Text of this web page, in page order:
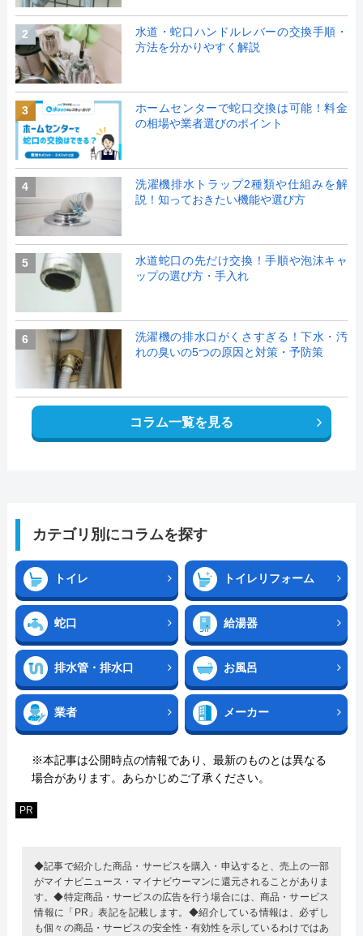
2
水道・蛇口ハンドルレバーの交換手順・
方法を分かりやすく解説
3
ホームセンターで蛇口交換は可能！料金
の相場や業者選びのポイント
4
洗濯機排水トラップ2種類や仕組みを解
説！知っておきたい機能や選び方
5
水道蛇口の先だけ交換！手順や泡沫キャ
ップの選び方・手入れ
6
洗濯機の排水口がくさすぎる！下水・汚
れの臭いの5つの原因と対策・予防策
コラム一覧を見る
カテゴリ別にコラムを探す
トイレ トイレリフォーム
蛇口 給湯器
排水管・排水口 お風呂
業者 メーカー
※本記事は公開時点の情報であり、最新のものとは異なる
場合があります。あらかじめご了承ください。
PR
◆記事で紹介した商品・サービスを購入・申込すると、売上の一部
がマイナビニュース・マイナビウーマンに還元されることがありま
す。◆特定商品・サービスの広告を行う場合には、商品・サービス
情報に「PR」表記を記載します。◆紹介している情報は、必ずし
も個々の商品・サービスの安全性・有効性を示しているわけではあ